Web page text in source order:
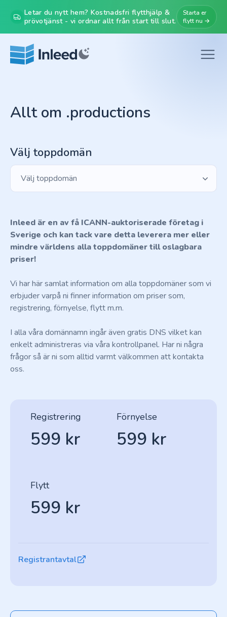
Letar du nytt hem? Kostnadsfri flytthjälp &
prövotjänst - vi ordnar allt från start till slut.
Starta er
flytt nu →
Allt om .productions
Välj toppdomän
Välj toppdomän
Inleed är en av få ICANN-auktoriserade företag i
Sverige och kan tack vare detta leverera mer eller
mindre världens alla toppdomäner till oslagbara
priser!
Vi har här samlat information om alla toppdomäner som vi
erbjuder varpå ni finner information om priser som,
registrering, förnyelse, flytt m.m.
I alla våra domännamn ingår även gratis DNS vilket kan
enkelt administreras via våra kontrollpanel. Har ni några
frågor så är ni som alltid varmt välkommen att kontakta
oss.
Registrering
599 kr
Förnyelse
599 kr
Flytt
599 kr
Registrantavtal